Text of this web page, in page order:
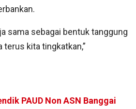
sama sebagai bentuk tanggung
terus kita tingkatkan,”
PAUD Non ASN Banggai